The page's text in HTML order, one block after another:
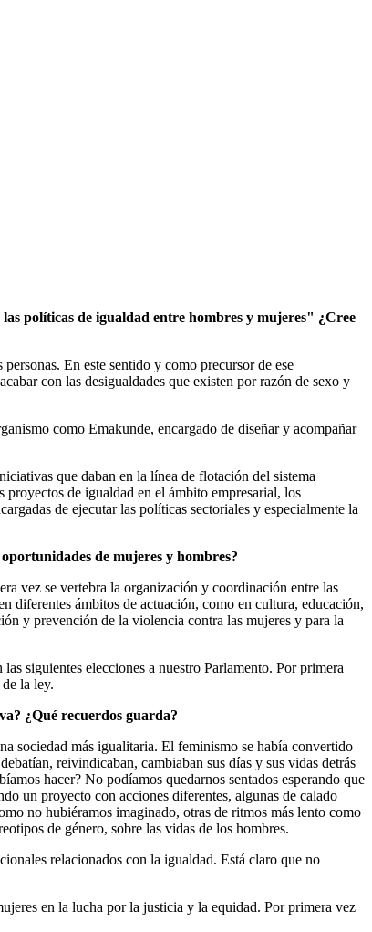
políticas de igualdad entre hombres y mujeres" ¿Cree
En este sentido y como precursor de ese
con las desigualdades que existen por razón de sexo y
como Emakunde, encargado de diseñar y acompañar
que daban en la línea de flotación del sistema
proyectos de igualdad en el ámbito empresarial, los
de ejecutar las políticas sectoriales y especialmente la
de mujeres y hombres?
vez se vertebra la organización y coordinación entre las
diferentes ámbitos de actuación, como en cultura, educación,
y prevención de la violencia contra las mujeres y para la
siguientes elecciones a nuestro Parlamento. Por primera
la ley.
¿Qué recuerdos guarda?
sociedad más igualitaria. El feminismo se había convertido
reivindicaban, cambiaban sus días y sus vidas detrás
hacer? No podíamos quedarnos sentados esperando que
un proyecto con acciones diferentes, algunas de calado
no hubiéramos imaginado, otras de ritmos más lento como
de género, sobre las vidas de los hombres.
relacionados con la igualdad. Está claro que no
en la lucha por la justicia y la equidad. Por primera vez